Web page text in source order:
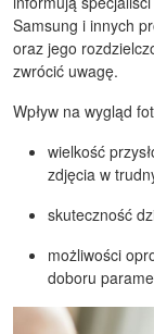
Samsung i innych
oraz jego
zwrócić uwagę.
Wpływ na wygląd
wielkość
zdjęcia w
skuteczność
możliwości
doboru